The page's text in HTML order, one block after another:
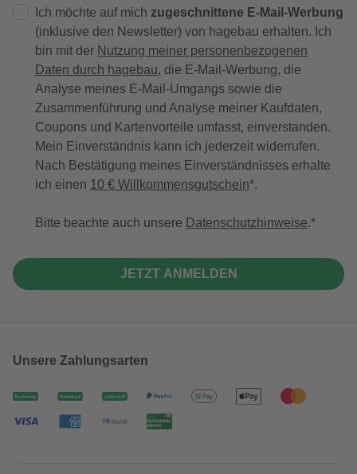
Ich möchte auf mich zugeschnittene E-Mail-Werbung
(inklusive den Newsletter) von hagebau erhalten. Ich
bin mit der Nutzung meiner personenbezogenen
Daten durch hagebau, die E-Mail-Werbung, die
Analyse meines E-Mail-Umgangs sowie die
Zusammenführung und Analyse meiner Kaufdaten,
Coupons und Kartenvorteile umfasst, einverstanden.
Mein Einverständnis kann ich jederzeit widerrufen.
Nach Bestätigung meines Einverständnisses erhalte
ich einen 10 € Willkommensgutschein*.
Bitte beachte auch unsere Datenschutzhinweise.
JETZT ANMELDEN
Unsere Zahlungsarten